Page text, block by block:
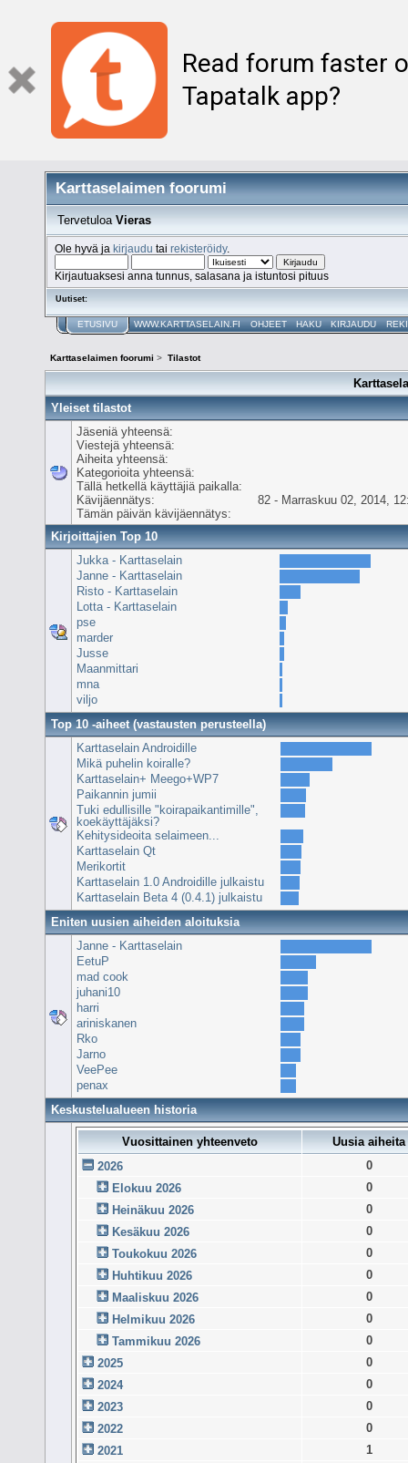
Read forum faster
Tapatalk app?
Karttaselaimen foorumi
Tervetuloa Vieras
Ole hyvä jakirjaudu tairekisteröidy.
Kirjautuaksesi anna tunnus, salasana ja istuntosi pituus
Uutiset:
ETUSIVU WWW.KARTTASELAIN.FI OHJEET HAKU KIRJAUDU
Karttaselaimen foorumi > Tilastot
Yleiset tilastot
Jäseniä yhteensä:
Viestejä yhteensä:
Aiheita yhteensä:
Kategorioita yhteensä:
Tällä hetkellä käyttäjiä paikalla:
Kävijäennätys:
82 - Marraskuu 02, 2014,
Tämän päivän kävijäennätys:
Kirjoittajien Top 10
Jukka - Karttaselain
Janne - Karttaselain
Risto - Karttaselain
Lotta - Karttaselain
pse
marder
Jusse
Maanmittari
mna
viljo
Top 10 -aiheet (vastausten perusteella)
Karttaselain Androidille
Mikä puhelin koiralle?
Karttaselain+ Meego+WP7
Paikannin jumii
Tuki edullisille "koirapaikantimille",
koekäyttäjäksi?
Kehitysideoita selaimeen...
Karttaselain Qt
Merikortit
Karttaselain 1.0 Androidille julkaistu
Karttaselain Beta 4 (0.4.1) julkaistu
Eniten uusien aiheiden aloituksia
Janne - Karttaselain
EetuP
mad cook
juhani10
harri
ariniskanen
Rko
Jarno
VeePee
penax
Keskustelualueen historia
Vuosittainen yhteenveto
Uusia aiheita
2026
0
Elokuu 2026
0
Heinäkuu 2026
0
Kesäkuu 2026
0
Toukokuu 2026
0
Huhtikuu 2026
0
Maaliskuu 2026
0
Helmikuu 2026
0
Tammikuu 2026
0
2025
0
2024
0
2023
0
2022
0
2021
1